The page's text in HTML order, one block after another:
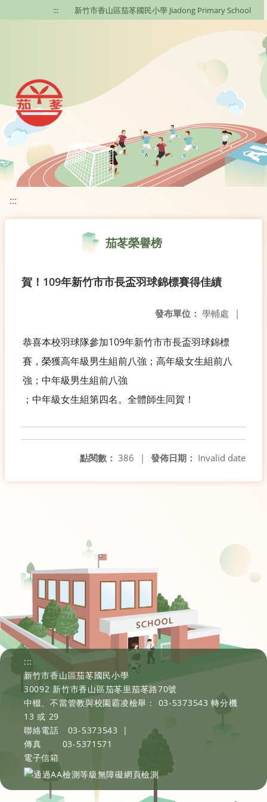
移至網頁之主要內容區位置
::: 新竹市香山區茄苳國民小學 Jiadong Primary School
:::
茄苳榮譽榜
賀！109年新竹市市長盃羽球錦標賽得佳績
發布單位： 學輔處 |
恭喜本校羽球隊參加109年新竹市市長盃羽球錦標
賽，榮獲高年級男生組前八強；高年級女生組前八
強；中年級男生組前八強
；中年級女生組第四名。全體師生同賀！
發佈日期： Invalid date
點閱數： 386 |
:::
新竹市香山區茄苳國民小學
30092 新竹市香山區茄苳里茄苳路70號
中輟、不當管教與校園霸凌檢舉： 03-5373543 轉分機
13 或 29
聯絡電話
03-5373543
|
傳真
03-5371571
電子信箱